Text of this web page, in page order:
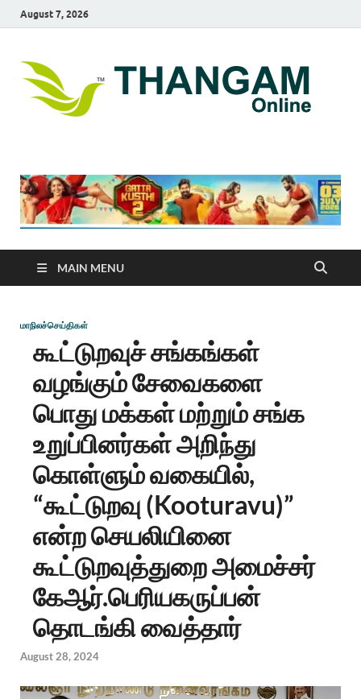
August 7, 2026
MAIN MENU
மாநிலச்செய்திகள்
கூட்டுறவுச் சங்கங்கள்
வழங்கும் சேவைகளை
பொது மக்கள் மற்றும் சங்க
உறுப்பினர்கள் அறிந்து
கொள்ளும் வகையில்,
“கூட்டுறவு (Kooturavu)”
என்ற செயலியினை
கூட்டுறவுத்துறை அமைச்சர்
கேஆர்.பெரியகருப்பன்
தொடங்கி வைத்தார்
August 28, 2024